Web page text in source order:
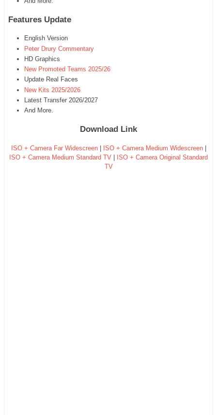
Features Update
English Version
Peter Drury Commentary
HD Graphics
New Promoted Teams 2025/26
Update Real Faces
New Kits 2025/2026
Latest Transfer 2026/2027
And More.
Download Link
ISO + Camera Far Widescreen| ISO + Camera Medium Widescreen|
ISO + Camera Medium Standard TV
ISO + Camera Original Standard
TV